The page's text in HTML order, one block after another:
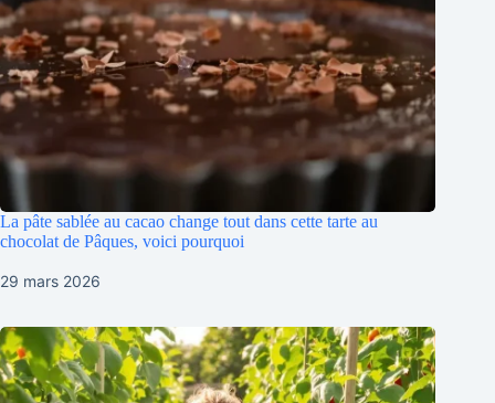
La pâte sablée au cacao change tout dans cette tarte au
chocolat de Pâques, voici pourquoi
29 mars 2026